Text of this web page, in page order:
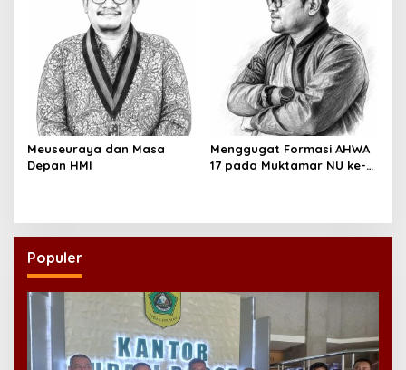
Meuseuraya dan Masa
Depan HMI
Menggugat Formasi AHWA
17 pada Muktamar NU ke-
Populer